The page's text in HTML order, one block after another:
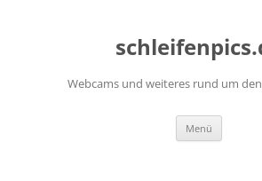
Webcams und weiteres rund um
Menü